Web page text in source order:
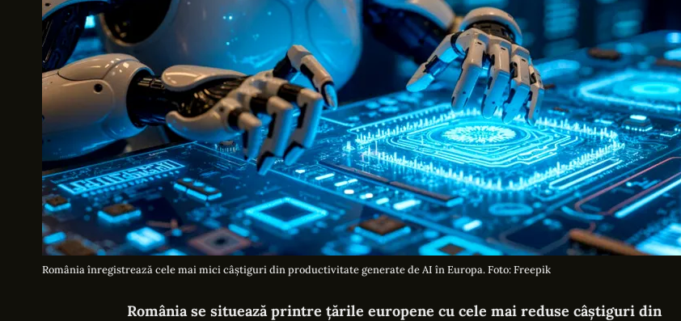
România înregistrează cele mai mici câștiguri din productivitate generate de AI în Europa. Foto: Freepik
România se situează printre țările europene cu cele mai reduse câștiguri din